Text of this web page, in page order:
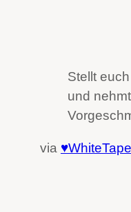
Stellt
und
via